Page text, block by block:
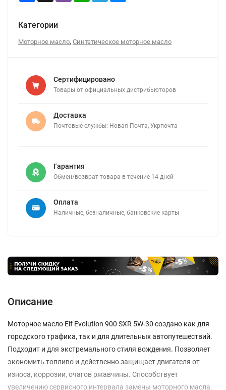
Категории
Моторное масло, Синтетическое моторное масло
Сертифицировано
Товары от официальных дистрибьюторов
Доставка
Почтовые службы: Новая Почта, Укрпочта
Гарантия
Обмен/возврат товара в течение 14 дней
Оплата
Наличные, безналичные, банковские карты
Описание
Моторное масло Elf Evolution 900 SXR 5W-30 создано как для
городского трафика, так и для длительных автопутешествий.
Подходит и для экстремального стиля вождения. Позволяет
экономить топливо и действенно защищает двигателя от
износа, коррозии, очагов ржавчины. Способствует
увеличению сервисного интервала замены моторного масла.